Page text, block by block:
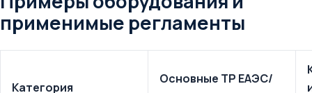
применимые регламенты
Категория
Основные ТР ЕАЭС/